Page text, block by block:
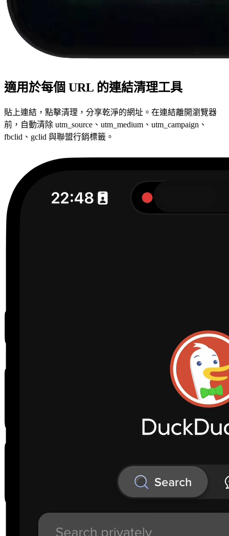
適用於每個 URL 的連結清理工具
貼上連結，點擊清理，分享乾淨的網址。在連結離開瀏覽器
前，自動清除 utm_source、utm_medium、utm_campaign、
fbclid、gclid 與聯盟行銷標籤。